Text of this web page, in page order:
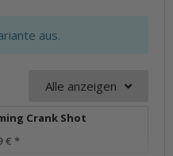
aus.
Alle anzeigen
Crank Shot
€ *